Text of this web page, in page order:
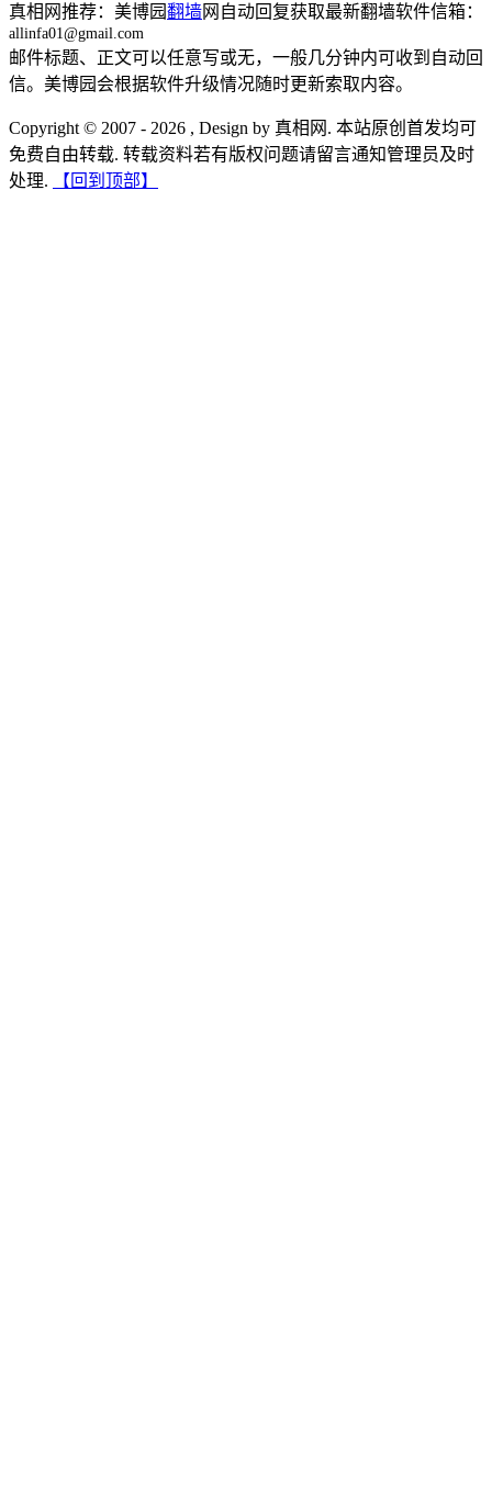
真相网推荐：美博园翻墙网自动回复获取最新翻墙软件信箱：
allinfa01@gmail.com
邮件标题、正文可以任意写或无，一般几分钟内可收到自动回
信。美博园会根据软件升级情况随时更新索取内容。
Copyright © 2007 - 2026 , Design by 真相网. 本站原创首发均可
免费自由转载. 转载资料若有版权问题请留言通知管理员及时
处理.
【回到顶部】